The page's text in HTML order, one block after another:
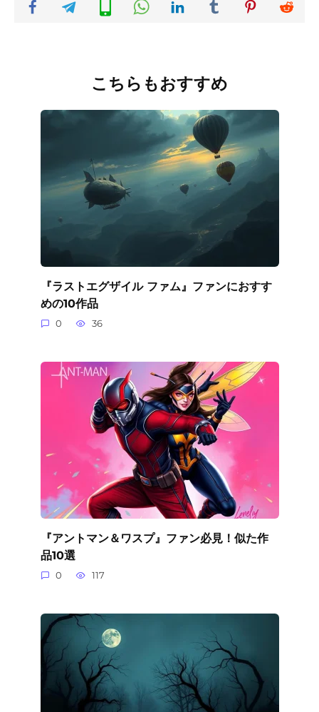
こちらもおすすめ
『ラストエグザイル ファム』ファンにおすす
めの10作品
0 36
『アントマン＆ワスプ』ファン必見！似た作
品10選
0 117